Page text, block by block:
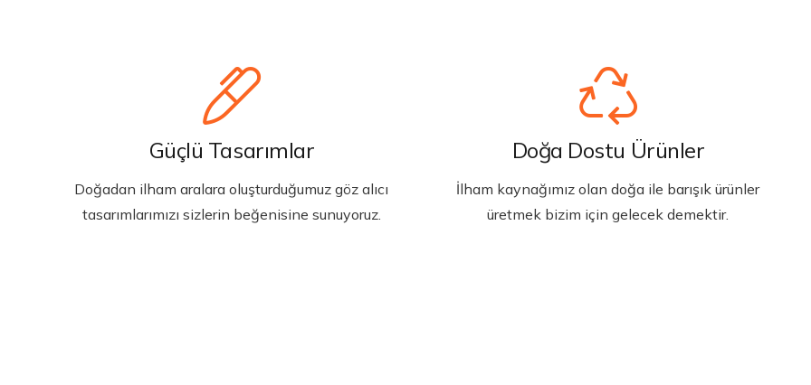
Güçlü Tasarımlar
Doğadan ilham aralara oluşturduğumuz göz alıcı
tasarımlarımızı sizlerin beğenisine sunuyoruz.
Doğa Dostu Ürünler
İlham kaynağımız olan doğa ile barışık ürünler
üretmek bizim için gelecek demektir.